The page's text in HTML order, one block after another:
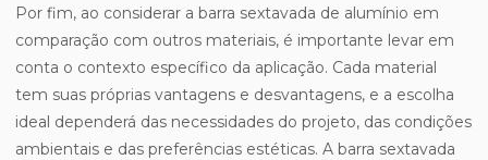
Por fim, ao considerar a barra sextavada de alumínio em
comparação com outros materiais, é importante levar em
conta o contexto específico da aplicação. Cada material
tem suas próprias vantagens e desvantagens, e a escolha
ideal dependerá das necessidades do projeto, das condições
ambientais e das preferências estéticas. A barra sextavada